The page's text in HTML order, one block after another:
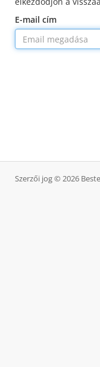
E-mail cím
Szerzői jog © 2026